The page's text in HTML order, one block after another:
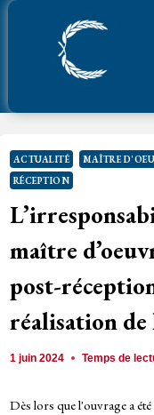
Aller
ACTUALITÉ MAÎTRE
RÉCEPTION
maître
post-
réalisation de
1 juin 2024 Temps de
Dès lors que l'ouvrage a